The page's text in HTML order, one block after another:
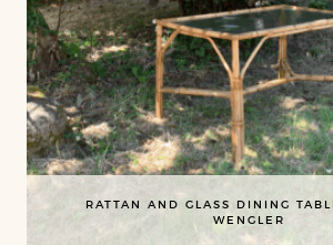
RATTAN AND GLASS DINING
WENGLER